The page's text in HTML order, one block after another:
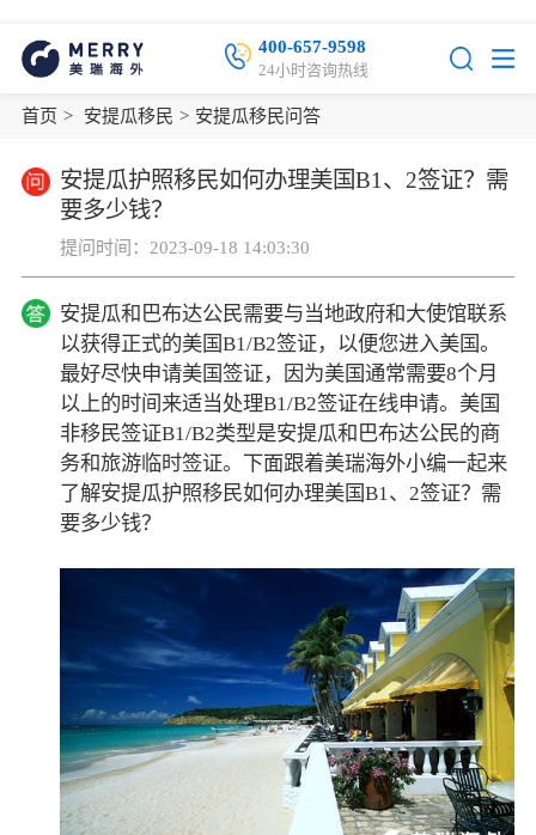
400-657-9598
24小时咨询热线
首页 > 安提瓜移民 > 安提瓜移民问答
安提瓜护照移民如何办理美国B1、2签证？需
要多少钱？
提问时间：2023-09-18 14:03:30
安提瓜和巴布达公民需要与当地政府和大使馆联系
以获得正式的美国B1/B2签证，以便您进入美国。
最好尽快申请美国签证，因为美国通常需要8个月
以上的时间来适当处理B1/B2签证在线申请。美国
非移民签证B1/B2类型是安提瓜和巴布达公民的商
务和旅游临时签证。下面跟着美瑞海外小编一起来
了解安提瓜护照移民如何办理美国B1、2签证？需
要多少钱？